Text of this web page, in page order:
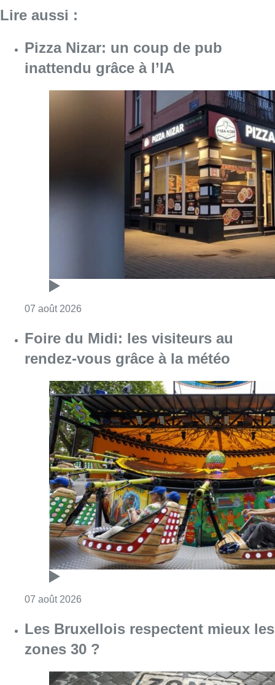
Lire aussi :
Pizza Nizar: un coup de pub
inattendu grâce à l’IA
07 août 2026
Foire du Midi: les visiteurs au
rendez-vous grâce à la météo
07 août 2026
Les Bruxellois respectent mieux les
zones 30 ?